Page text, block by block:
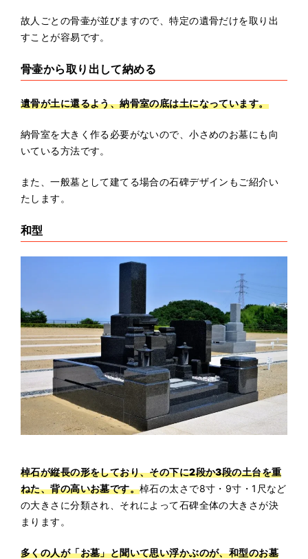
故人ごとの骨壷が並びますので、特定の遺骨だけを取り出
すことが容易です。
骨壷から取り出して納める
遺骨が土に還るよう、納骨室の底は土になっています。
納骨室を大きく作る必要がないので、小さめのお墓にも向
いている方法です。
また、一般墓として建てる場合の石碑デザインもご紹介い
たします。
和型
棹石が縦長の形をしており、その下に2段か3段の土台を重
ねた、背の高いお墓です。棹石の太さで8寸・9寸・1尺など
の大きさに分類され、それによって石碑全体の大きさが決
まります。
多くの人が「お墓」と聞いて思い浮かぶのが、和型のお墓